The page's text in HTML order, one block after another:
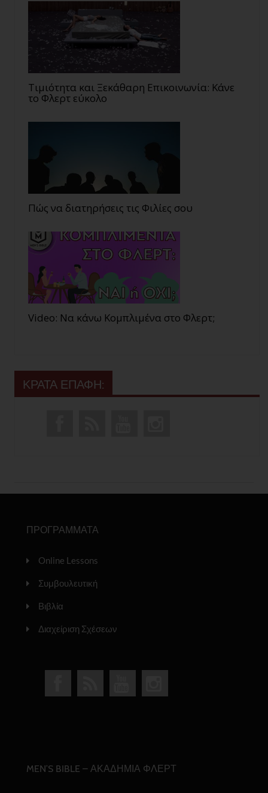
Τιμιότητα και Ξεκάθαρη Επικοινωνία: Κάνε
το Φλερτ εύκολο
Πώς να διατηρήσεις τις Φιλίες σου
Video: Να κάνω Κομπλιμένα στο Φλερτ;
ΚΡΑΤΑ ΕΠΑΦΗ:
ΠΡΟΓΡΑΜΜΑΤΑ
Online Lessons
Συμβουλευτική
Βιβλία
Διαχείριση Σχέσεων
MEN’S BIBLE – ΑΚΑΔΗΜΙΑ ΦΛΕΡΤ